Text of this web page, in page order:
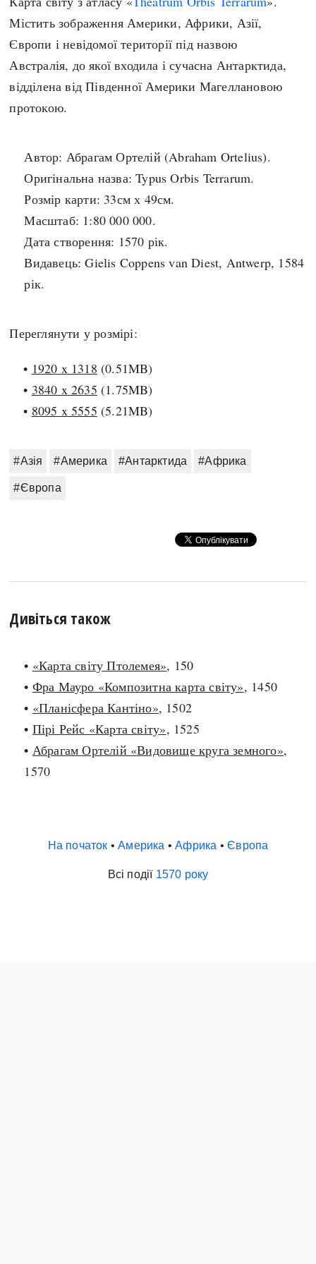
Архітектура і будівництво
Битви і війни
Катастрофи
Кримінал
Особистості
Подорожі і відкриття
Політика
Релігія
Розваги і дозвілля
Спорт
Чудеса світу
Козацька доба
Українська революція
Україна радянська
Україна незалежна
Австралія
Азія
Америка
А(нта)рктика
Античні часи
Темні віки
Високе Середньовіччя
Новітня історія
Містить зображення Америки, Африки, Азії,
Європи і невідомої території під назвою
Австралія, до якої входила і сучасна Антарктида,
відділена від Південної Америки Магеллановою
протокою.
Автор: Абрагам Ортелій (Abraham Ortelius).
Оригінальна назва: Typus Orbis Terrarum.
Розмір карти: 33см х 49см.
Масштаб: 1:80 000 000.
Дата створення: 1570 рік.
Видавець: Gielis Coppens van Diest, Antwerp, 1584
рік.
Переглянути у розмірі:
• 1920 x 1318 (0.51MB)
• 3840 x 2635 (1.75MB)
• 8095 x 5555 (5.21MB)
#Азія #Америка #Антарктида #Африка
#Європа
Дивіться також
• «Карта світу Птолемея», 150
• Фра Мауро «Композитна карта світу», 1450
• «Планісфера Кантіно», 1502
• Пірі Рейс «Карта світу», 1525
• Абрагам Ортелій «Видовище круга земного»,
1570
На початок •Америка •Африка •Європа
Всі події 1570 року